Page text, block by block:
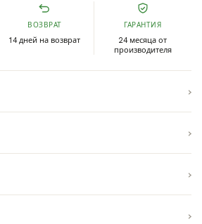
ВОЗВРАТ
14 дней на возврат
ГАРАНТИЯ
24 месяца от
производителя
›
›
›
›